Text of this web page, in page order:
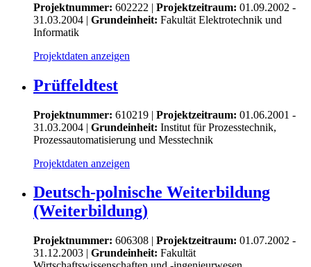
Projektnummer: 602222 | Projektzeitraum: 01.09.2002 -
31.03.2004 | Grundeinheit: Fakultät Elektrotechnik und
Informatik
Projektdaten anzeigen
Prüffeldtest
Projektnummer: 610219 | Projektzeitraum: 01.06.2001 -
31.03.2004 | Grundeinheit: Institut für Prozesstechnik,
Prozessautomatisierung und Messtechnik
Projektdaten anzeigen
Deutsch-polnische Weiterbildung
(Weiterbildung)
Projektnummer: 606308 | Projektzeitraum: 01.07.2002 -
31.12.2003 | Grundeinheit: Fakultät